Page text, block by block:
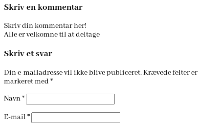
Skriv en kommentar
Skriv din kommentar her!
Alle er velkomne til at deltage
Skriv et svar
Din e-mailadresse vil ikke blive publiceret.Krævede felter er
markeret med *
Navn*
E-mail *